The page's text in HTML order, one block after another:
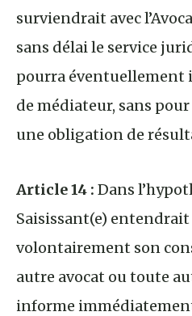
surviendrait avec
sans délai le service
pourra éventuellement
de médiateur, sans
une obligation de
Article 14 : Dans
Saisissant(e)
volontairement son
autre avocat ou toute
informe immédiatement